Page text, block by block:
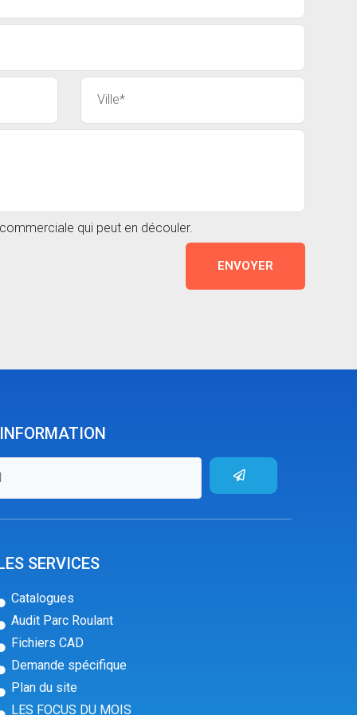
qui peut en découler.
ENVOYER
SERVICES
Catalogues
Audit Parc Roulant
Fichiers CAD
Demande spécifique
Plan du site
LES FOCUS DU MOIS